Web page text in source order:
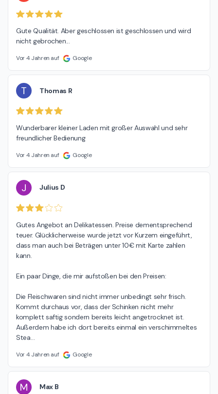
Gute Qualität. Aber geschlossen ist geschlossen und wird
nicht gebrochen...
Vor 4 Jahren auf Google
T Thomas R
Wunderbarer kleiner Laden mit großer Auswahl und sehr
freundlicher Bedienung
Vor 4 Jahren auf Google
J Julius D
Gutes Angebot an Delikatessen. Preise dementsprechend
teuer. Glücklicherweise wurde jetzt vor Kurzem eingeführt,
dass man auch bei Beträgen unter 10€ mit Karte zahlen
kann.
Ein paar Dinge, die mir aufstoßen bei den Preisen:
Die Fleischwaren sind nicht immer unbedingt sehr frisch.
Kommt durchaus vor, dass der Schinken nicht mehr
komplett saftig sondern bereits leicht angetrocknet ist.
Außerdem habe ich dort bereits einmal ein verschimmeltes
Stea
Vor 4 Jahren auf Google
M Max B